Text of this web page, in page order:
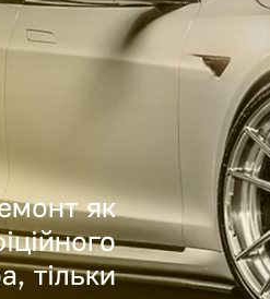
як
тільки